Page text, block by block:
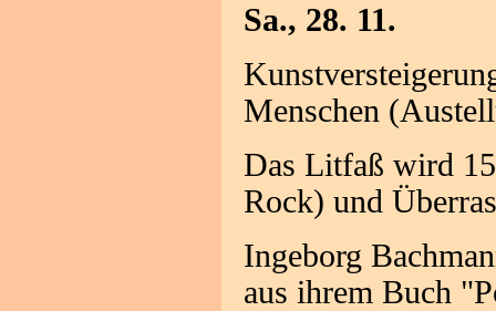
Sa., 28. 11.
Menschen
Das Litfaß wird
Rock) und
Ingeborg
aus ihrem Buch